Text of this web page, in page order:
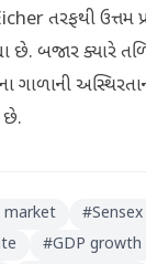
તરફથી ઉત્તમ
છે. બજાર ક્યારે
છે.
market #
#GDP